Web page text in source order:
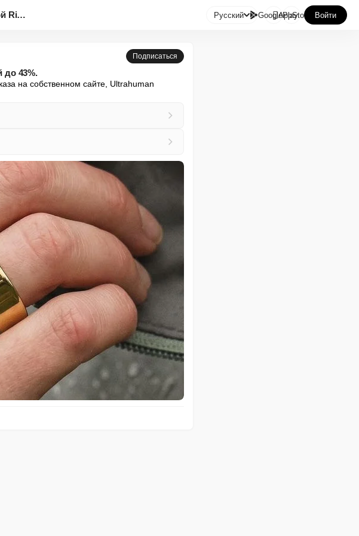
Ultrahuman выставила свой Ring... Русский GooglePlay
AppStore Войти
Подписаться
до 43%.
на собственном сайте, Ultrahuman